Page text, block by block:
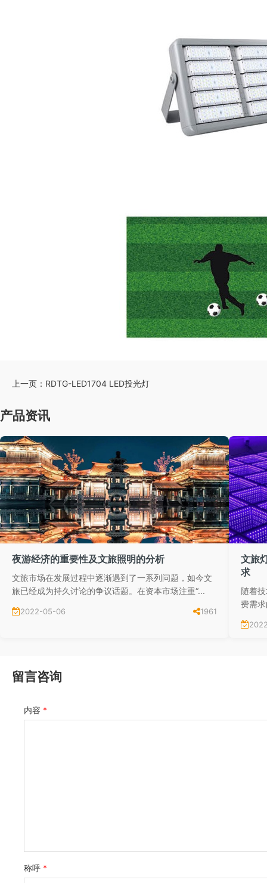
上一页： RDTG-LED1704 LED投光灯
产品资讯
夜游经济的重要性及文旅照明的分析
文旅市场在发展过程中逐渐遇到了一系列问题，如今文
旅已经成为持久讨论的争议话题。在资本市场注重“...
2022-05-06 1961
文旅
求
随着
费需
留言咨询
内容 *
称呼 *